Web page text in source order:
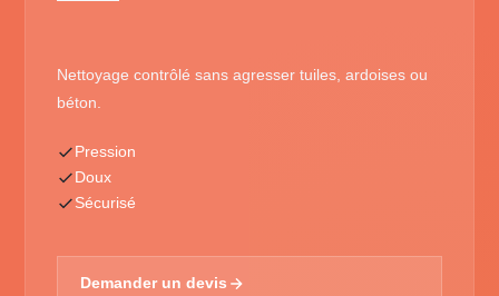
Nettoyage contrôlé sans agresser tuiles, ardoises ou
béton.
Pression
Doux
Sécurisé
Demander un devis